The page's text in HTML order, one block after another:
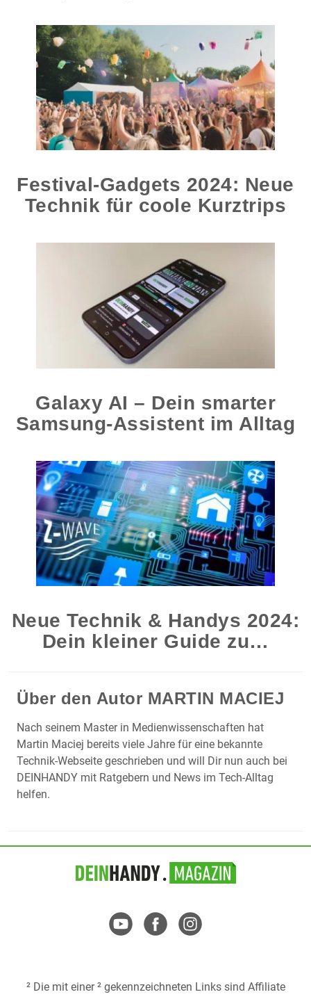
Festival-Gadgets 2024: Neue
Technik für coole Kurztrips
Galaxy AI – Dein smarter
Samsung-Assistent im Alltag
Neue Technik & Handys 2024:
Dein kleiner Guide zu…
Über den Autor MARTIN MACIEJ
Nach seinem Master in Medienwissenschaften hat
Martin Maciej bereits viele Jahre für eine bekannte
Technik-Webseite geschrieben und will Dir nun auch bei
DEINHANDY mit Ratgebern und News im Tech-Alltag
helfen.
² Die mit einer ² gekennzeichneten Links sind Affiliate